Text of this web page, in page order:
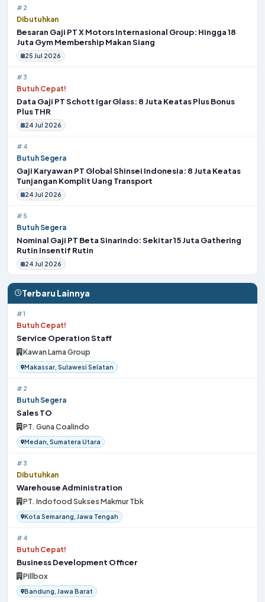
#2
Dibutuhkan
Besaran Gaji PT X Motors Internasional Group: Hingga 18
Juta Gym Membership Makan Siang
25 Jul 2026
#3
Butuh Cepat!
Data Gaji PT Schott Igar Glass: 8 Juta Keatas Plus Bonus
Plus THR
24 Jul 2026
#4
Butuh Segera
Gaji Karyawan PT Global Shinsei Indonesia: 8 Juta Keatas
Tunjangan Komplit Uang Transport
24 Jul 2026
#5
Butuh Segera
Nominal Gaji PT Beta Sinarindo: Sekitar 15 Juta Gathering
Rutin Insentif Rutin
24 Jul 2026
Terbaru Lainnya
#1
Butuh Cepat!
Service Operation Staff
Kawan Lama Group
Makassar, Sulawesi Selatan
#2
Butuh Segera
Sales TO
PT. Guna Coalindo
Medan, Sumatera Utara
#3
Dibutuhkan
Warehouse Administration
PT. Indofood Sukses Makmur Tbk
Kota Semarang, Jawa Tengah
#4
Butuh Cepat!
Business Development Officer
Pillbox
Bandung, Jawa Barat